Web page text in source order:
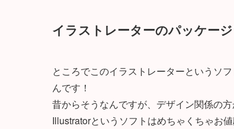
イラストレーターのパッケー
ところでこのイラストレーターというソ
んです！
昔からそうなんですが、デザイン関係の
Illustratorというソフトはめちゃくちゃお値